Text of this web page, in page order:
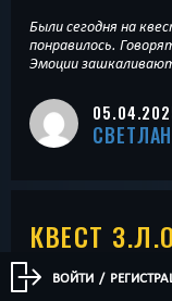
Были сегодня на
понравилось.
Эмоции
КВЕСТ З.Л.О
ОТ «АДВЕНТУРА»
ВОЙТИ /